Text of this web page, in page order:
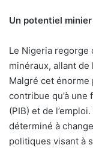
Un potentiel
Le Nigeria regorge
minéraux, allant de
Malgré cet
contribue qu’à
(PIB) et de
déterminé à
politiques visant à